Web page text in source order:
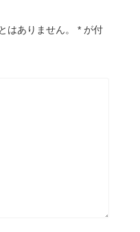
はありません。 * が付